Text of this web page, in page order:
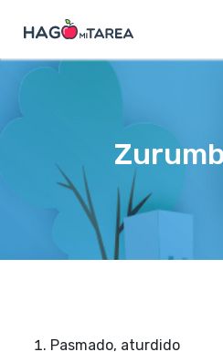
Pasmado, aturdido